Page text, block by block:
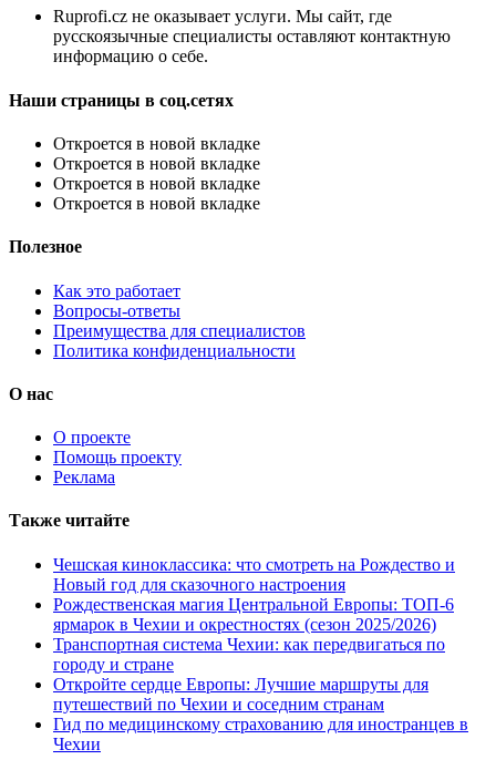
Ruprofi.cz не оказывает услуги. Мы сайт, где
русскоязычные специалисты оставляют контактную
информацию о себе.
Наши страницы в соц.сетях
Откроется в новой вкладке
Откроется в новой вкладке
Откроется в новой вкладке
Откроется в новой вкладке
Полезное
Как это работает
Вопросы-ответы
Преимущества для специалистов
Политика конфиденциальности
О нас
О проекте
Помощь проекту
Реклама
Также читайте
Чешская киноклассика: что смотреть на Рождество и
Новый год для сказочного настроения
Рождественская магия Центральной Европы: ТОП-6
ярмарок в Чехии и окрестностях (сезон 2025/2026)
Транспортная система Чехии: как передвигаться по
городу и стране
Откройте сердце Европы: Лучшие маршруты для
путешествий по Чехии и соседним странам
Гид по медицинскому страхованию для иностранцев в
Чехии